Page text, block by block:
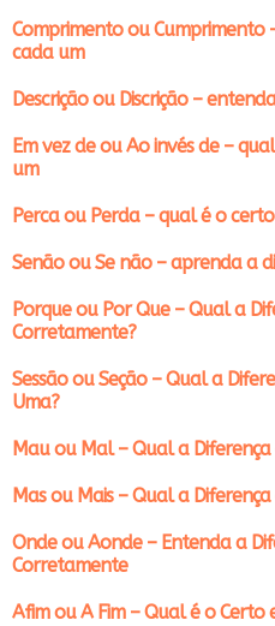
Comprimento ou
cada um
Descrição ou Discrição –
Em vez de ou Ao invés de –
um
Perca ou Perda – qual é o
Senão ou Se não – aprenda a
Porque ou Por Que – Qual a
Corretamente?
Sessão ou Seção – Qual a
Uma?
Mau ou Mal – Qual a
Mas ou Mais – Qual a
Onde ou Aonde – Entenda a
Corretamente
Afim ou A Fim – Qual é o Certo